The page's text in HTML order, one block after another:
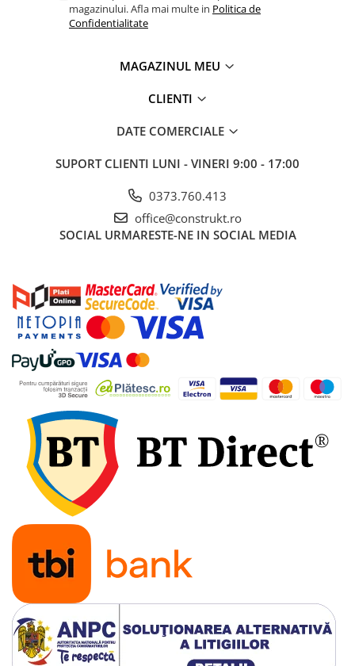
magazinului. Afla mai multe in Politica de
Confidentialitate
MAGAZINUL MEU
CLIENTI
DATE COMERCIALE
SUPORT CLIENTI LUNI - VINERI 9:00 - 17:00
0373.760.413
office@construkt.ro
SOCIAL URMARESTE-NE IN SOCIAL MEDIA